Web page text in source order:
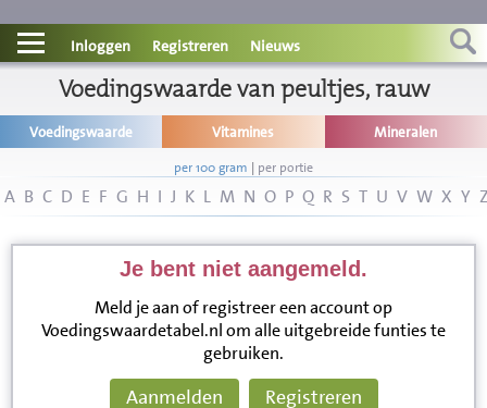
Contact
Informatie
Disclaimer
Inloggen Registreren Nieuws
Voedingswaarde van peultjes, rauw
Voedingswaarde Vitamines Mineralen
per 100 gram | per portie
A B C D E F G H I J K L M N O P Q R S T U V W X Y
Je bent niet aangemeld.
Meld je aan of registreer een account op
Voedingswaardetabel.nl om alle uitgebreide funties te
gebruiken.
Aanmelden Registreren